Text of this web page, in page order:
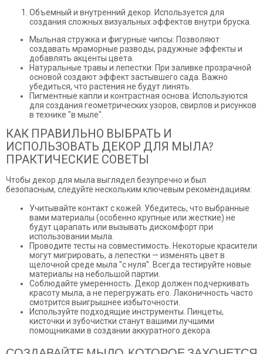
Объемный и внутренний декор. Используется для
создания сложных визуальных эффектов внутри бруска.
Мыльная стружка и фигурные чипсы: Позволяют
создавать мраморные разводы, радужные эффекты и
добавлять акценты цвета.
Натуральные травы и лепестки: При заливке прозрачной
основой создают эффект застывшего сада. Важно
убедиться, что растения не будут линять.
Пигментные капли и контрастная основа: Используются
для создания геометрических узоров, свирлов и рисунков
в технике "в мыле".
КАК ПРАВИЛЬНО ВЫБРАТЬ И
ИСПОЛЬЗОВАТЬ ДЕКОР ДЛЯ МЫЛА?
ПРАКТИЧЕСКИЕ СОВЕТЫ
Чтобы декор для мыла выглядел безупречно и был
безопасным, следуйте нескольким ключевым рекомендациям:
Учитывайте контакт с кожей. Убедитесь, что выбранные
вами материалы (особенно крупные или жесткие) не
будут царапать или вызывать дискомфорт при
использовании мыла.
Проводите тесты на совместимость. Некоторые красители
могут мигрировать, а лепестки — изменять цвет в
щелочной среде мыла "с нуля". Всегда тестируйте новые
материалы на небольшой партии.
Соблюдайте умеренность. Декор должен подчеркивать
красоту мыла, а не перегружать его. Лаконичность часто
смотрится выигрышнее избыточности.
Используйте подходящие инструменты. Пинцеты,
кисточки и зубочистки станут вашими лучшими
помощниками в создании аккуратного декора.